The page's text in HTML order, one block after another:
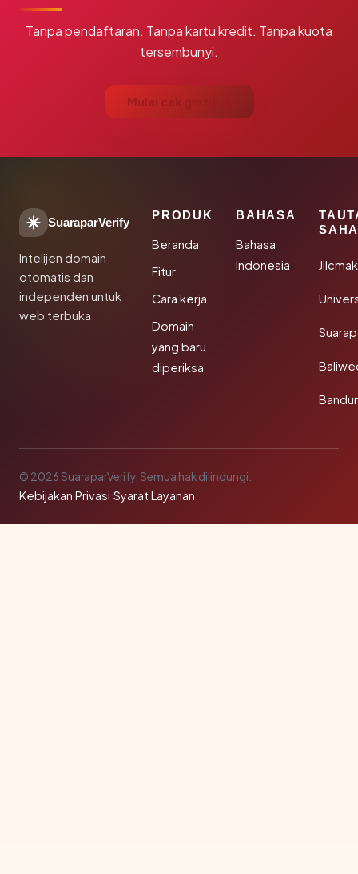
Tanpa pendaftaran. Tanpa kartu kredit. Tanpa kuota
tersembunyi.
Mulai cek gratis →
SuaraparVerify
Intelijen domain
otomatis dan
independen untuk
web terbuka.
PRODUK
Beranda
Fitur
Cara kerja
Domain
yang baru
diperiksa
BAHASA
Bahasa
Indonesia
© 2026 SuaraparVerify. Semua hak dilindungi.
Kebijakan Privasi·Syarat Layanan